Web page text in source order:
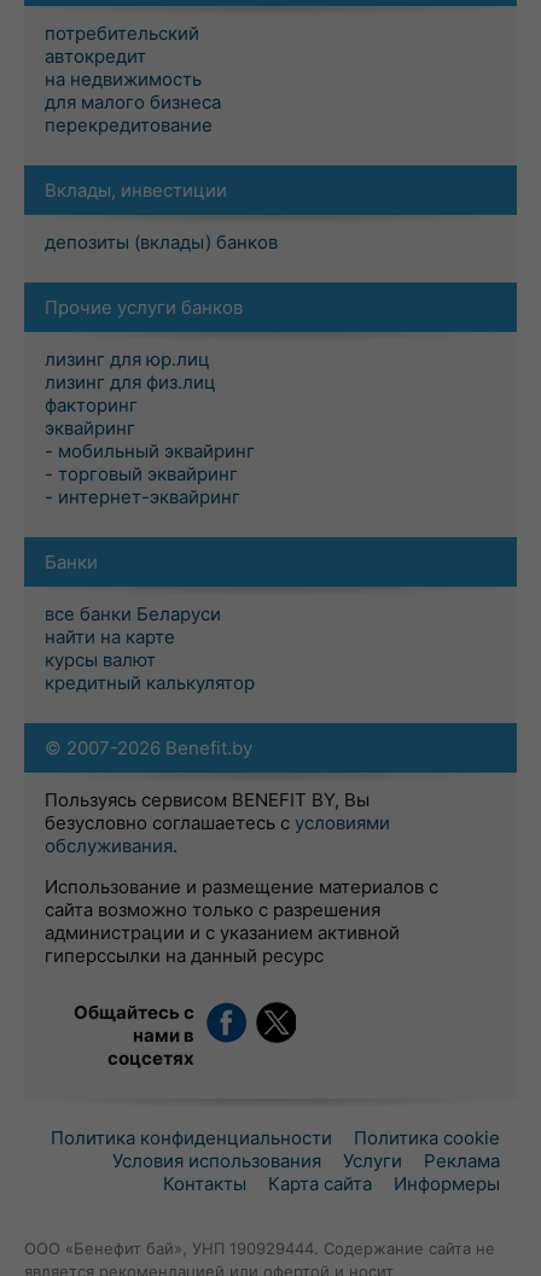
потребительский
автокредит
на недвижимость
для малого бизнеса
перекредитование
Вклады, инвестиции
депозиты (вклады) банков
Прочие услуги банков
лизинг для юр.лиц
лизинг для физ.лиц
факторинг
эквайринг
- мобильный эквайринг
- торговый эквайринг
- интернет-эквайринг
Банки
все банки Беларуси
найти на карте
курсы валют
кредитный калькулятор
© 2007-2026 Benefit.by
Пользуясь сервисом BENEFIT BY, Вы
безусловно соглашаетесь с условиями
обслуживания.
Использование и размещение материалов с
сайта возможно только с разрешения
администрации и с указанием активной
гиперссылки на данный ресурс
Общайтесь с
нами в
соцсетях
Политика конфиденциальности
Политика cookie
Условия использования
Услуги
Реклама
Контакты
Карта сайта Информеры
ООО «Бенефит бай», УНП 190929444. Содержание сайта не
является рекомендацией или офертой и носит